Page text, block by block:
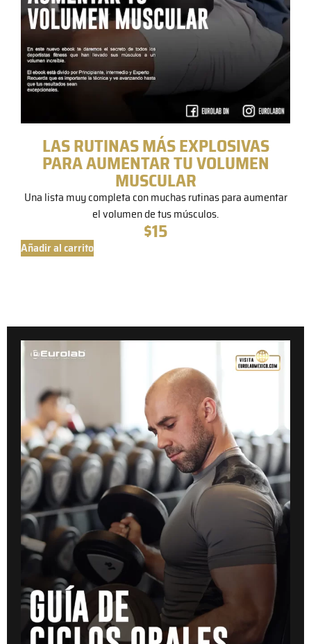
LAS RUTINAS MÁS EXPLOSIVAS
PARA AUMENTAR TU VOLUMEN
MUSCULAR
Una lista muy completa con muchas rutinas para aumentar
el volumen de tus músculos.
$15
Añadir al carrito